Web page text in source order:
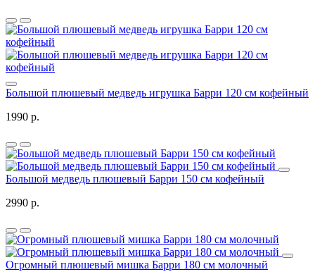
Большой плюшевый медведь игрушка Барри 120 см кофейный
1990 р.
Большой медведь плюшевый Барри 150 см кофейный
2990 р.
Огромный плюшевый мишка Барри 180 см молочный